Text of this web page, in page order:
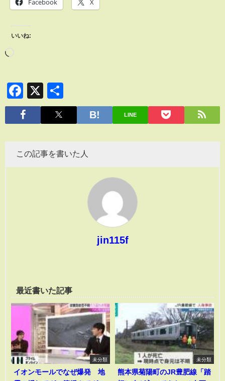
Facebook X
いいね:
Facebook
X
有
LINE
この記事を書いた人
jin115f
最近書いた記事
未分類
イオンモールでなぜ爆発 地
未分類
熊本県菊陽町のJR豊肥線「踏